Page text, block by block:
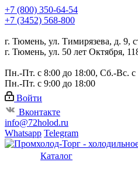
+7 (800) 350-64-54
+7 (3452) 568-800
г. Тюмень, ул. Тимирязева, д. 9,
г. Тюмень, ул. 50 лет Октября,
Пн.-Пт. с 8:00 до 18:00, Сб.-Вс. с
Пн.-Пт. с 9:00 до 18:00
Войти
Вконтакте
info@72holod.ru
Whatsapp Telegram
Каталог